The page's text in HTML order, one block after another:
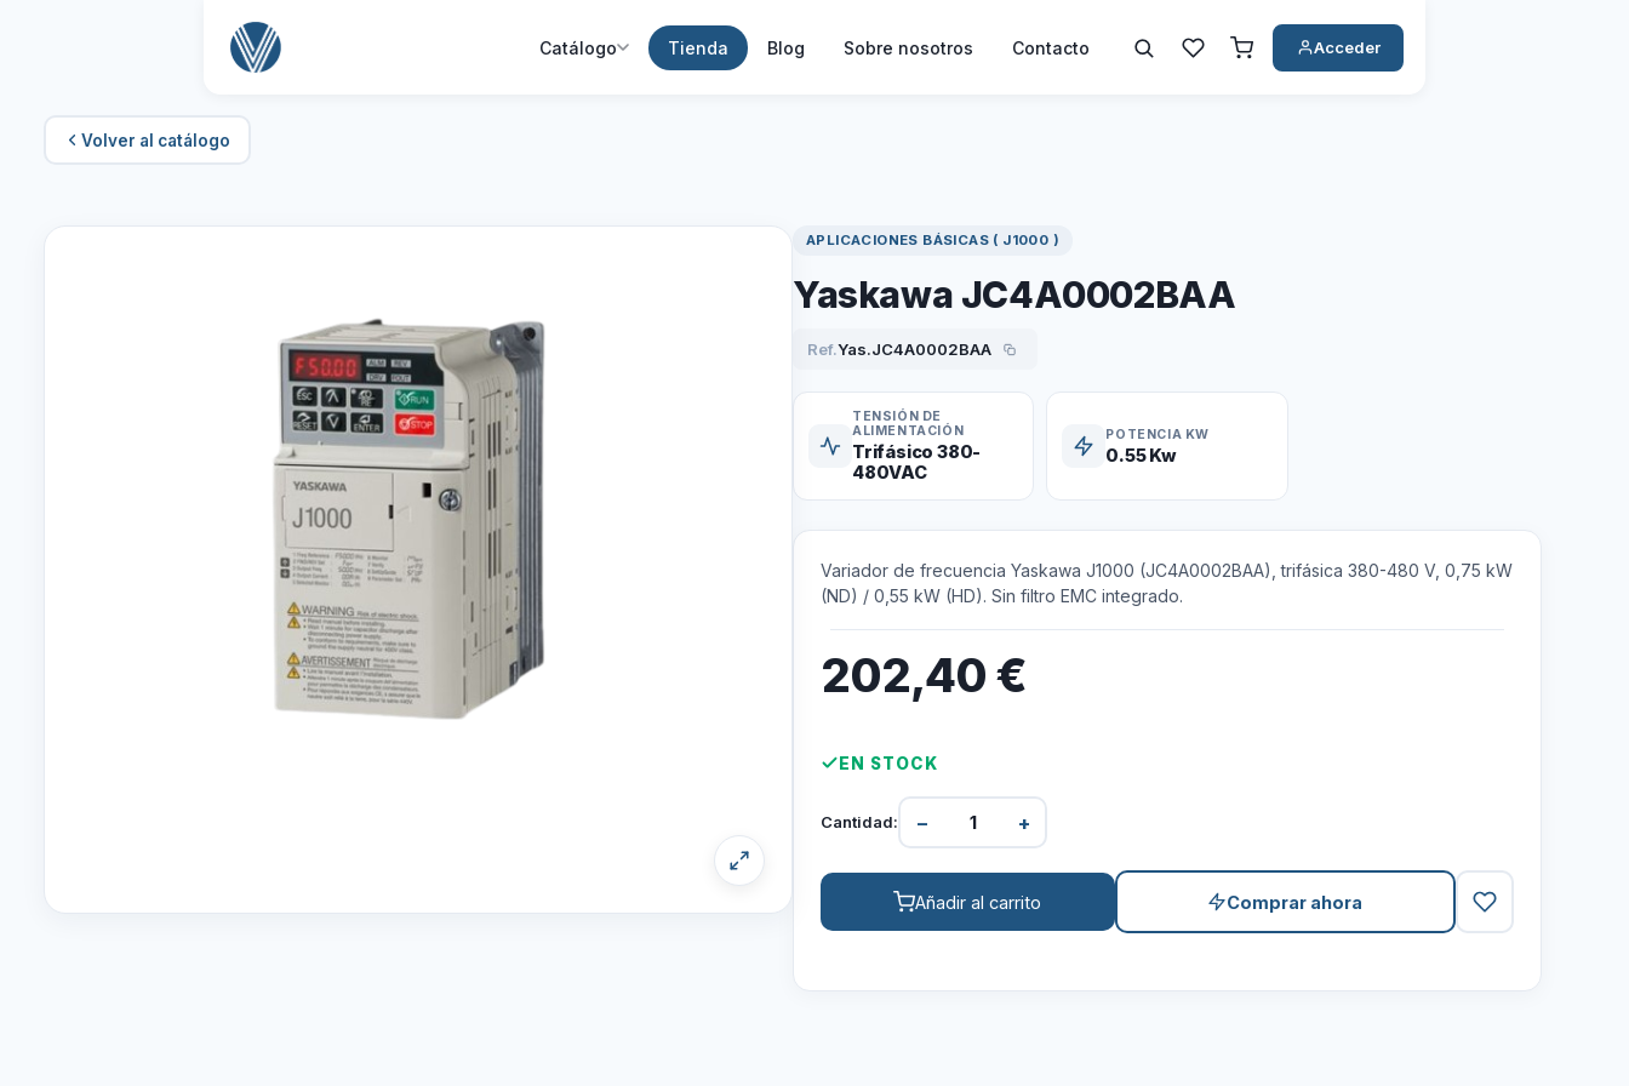
Catálogo Tienda Blog Sobre nosotros Contacto Acceder
Volver al catálogo
APLICACIONES BÁSICAS ( J1000 )
Yaskawa JC4A0002BAA
Ref.Yas.JC4A0002BAA
TENSIÓN DE
ALIMENTACIÓN
Trifásico 380-
480VAC
POTENCIA KW
0.55 Kw
Variador de frecuencia Yaskawa J1000 (JC4A0002BAA), trifásica 380-480 V, 0,75 kW
(ND) / 0,55 kW (HD). Sin filtro EMC integrado.
202,40€
EN STOCK
Cantidad: − +
Añadir al carrito Comprar ahora